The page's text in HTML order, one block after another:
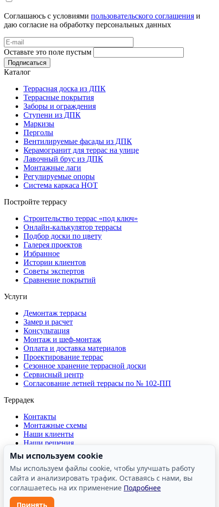
Соглашаюсь с условиями пользовательского соглашения и
даю согласие на обработку персональных данных
Оставьте это поле пустым
Подписаться
Каталог
Террасная доска из ДПК
Террасные покрытия
Заборы и ограждения
Ступени из ДПК
Маркизы
Перголы
Вентилируемые фасады из ДПК
Керамогранит для террас на улице
Лавочный брус из ДПК
Монтажные лаги
Регулируемые опоры
Система каркаса НОТ
Постройте террасу
Строительство террас «под ключ»
Онлайн-калькулятор террасы
Подбор доски по цвету
Галерея проектов
Избранное
Истории клиентов
Советы экспертов
Сравнение покрытий
Услуги
Демонтаж террасы
Замер и расчет
Консультация
Монтаж и шеф-монтаж
Оплата и доставка материалов
Проектирование террас
Сезонное хранение террасной доски
Сервисный центр
Согласование летней террасы по № 102-ПП
Террадек
Контакты
Монтажные схемы
Наши клиенты
Наши решения
Отзывы о компании
Производство
Реквизиты
Сертификаты и лицензии
Мы используем cookie
Мы используем файлы cookie, чтобы улучшать работу
сайта и анализировать трафик. Оставаясь с нами, вы
соглашаетесь на их применение Подробнее
Принять